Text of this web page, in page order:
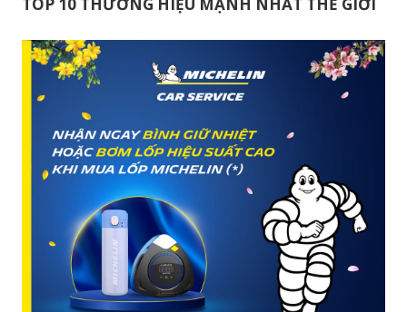
WEDNESDAY , DATE 11/02/2026
TOP 10 THƯƠNG HIỆU MẠNH NHẤT THẾ GIỚI